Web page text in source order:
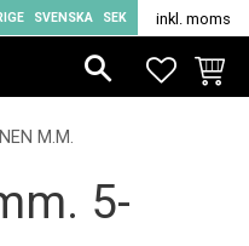
SVENSKA SEK inkl. moms
M.M.
5-